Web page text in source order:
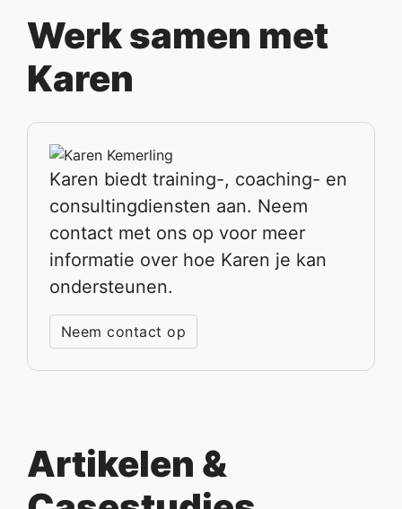
Werk samen met
Karen
Karen biedt training-, coaching- en
consultingdiensten aan. Neem
contact met ons op voor meer
informatie over hoe Karen je kan
ondersteunen.
Neem contact op
Artikelen &